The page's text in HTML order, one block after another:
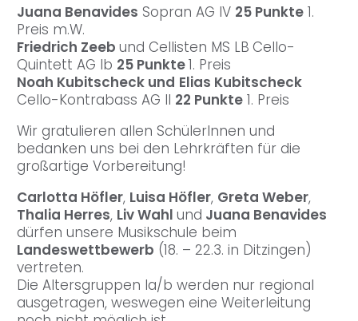
Juana Benavides Sopran AG IV 25 Punkte 1.
Preis m.W.
Friedrich Zeeb und Cellisten MS LB Cello-
Quintett AG Ib 25 Punkte1. Preis
Noah Kubitscheck und Elias Kubitscheck
Cello-Kontrabass AG II 22 Punkte 1. Preis
Wir gratulieren allen SchülerInnen und
bedanken uns bei den Lehrkräften für die
großartige Vorbereitung!
Carlotta Höfler, Luisa Höfler, Greta Weber,
Thalia Herres, Liv Wahl und Juana Benavides
dürfen unsere Musikschule beim
Landeswettbewerb (18. – 22.3. in Ditzingen)
vertreten.
Die Altersgruppen Ia/b werden nur regional
ausgetragen, weswegen eine Weiterleitung